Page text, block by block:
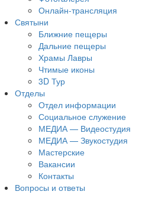
Онлайн-трансляция
Святыни
Ближние пещеры
Дальние пещеры
Храмы Лавры
Чтимые иконы
3D Тур
Отделы
Отдел информации
Социальное служение
МЕДИА — Видеостудия
МЕДИА — Звукостудия
Мастерские
Вакансии
Контакты
Вопросы и ответы